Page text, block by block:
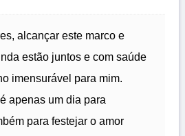
alcançar este marco e
estão juntos e com saúde
imensurável para mim.
apenas um dia para
para festejar o amor